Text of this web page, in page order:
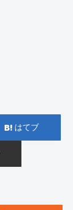
はてブ